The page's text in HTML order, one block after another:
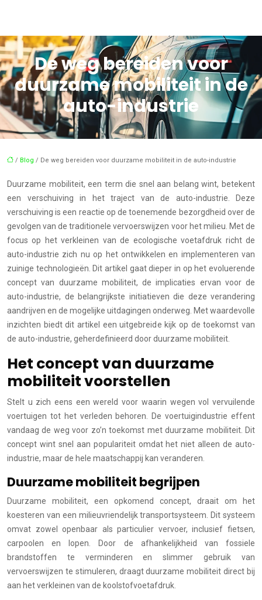
De weg bereiden voor
duurzame mobiliteit in de
auto-industrie
/ Blog / De weg bereiden voor duurzame mobiliteit in de auto-industrie
Duurzame mobiliteit, een term die snel aan belang wint, betekent
een verschuiving in het traject van de auto-industrie. Deze
verschuiving is een reactie op de toenemende bezorgdheid over de
gevolgen van de traditionele vervoerswijzen voor het milieu. Met de
focus op het verkleinen van de ecologische voetafdruk richt de
auto-industrie zich nu op het ontwikkelen en implementeren van
zuinige technologieën. Dit artikel gaat dieper in op het evoluerende
concept van duurzame mobiliteit, de implicaties ervan voor de
auto-industrie, de belangrijkste initiatieven die deze verandering
aandrijven en de mogelijke uitdagingen onderweg. Met waardevolle
inzichten biedt dit artikel een uitgebreide kijk op de toekomst van
de auto-industrie, geherdefinieerd door duurzame mobiliteit.
Het concept van duurzame
mobiliteit voorstellen
Stelt u zich eens een wereld voor waarin wegen vol vervuilende
voertuigen tot het verleden behoren. De voertuigindustrie effent
vandaag de weg voor zo’n toekomst met duurzame mobiliteit. Dit
concept wint snel aan populariteit omdat het niet alleen de auto-
industrie, maar de hele maatschappij kan veranderen.
Duurzame mobiliteit begrijpen
Duurzame mobiliteit, een opkomend concept, draait om het
koesteren van een milieuvriendelijk transportsysteem. Dit systeem
omvat zowel openbaar als particulier vervoer, inclusief fietsen,
carpoolen en lopen. Door de afhankelijkheid van fossiele
brandstoffen te verminderen en slimmer gebruik van
vervoerswijzen te stimuleren, draagt duurzame mobiliteit direct bij
aan het verkleinen van de koolstofvoetafdruk.